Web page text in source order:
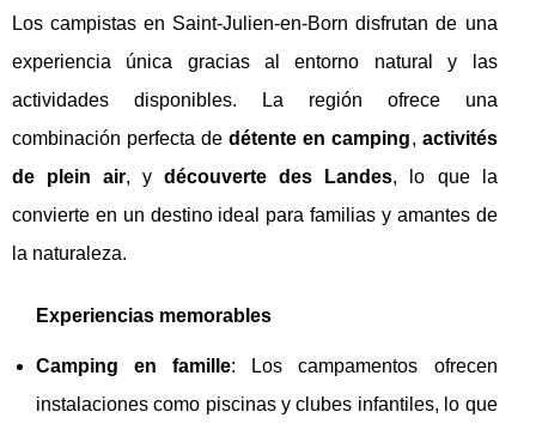
Los campistas en Saint-Julien-en-Born disfrutan de una
experiencia única gracias al entorno natural y las
actividades disponibles. La región ofrece una
combinación perfecta dedétente en camping, activités
de plein air, ydécouverte des Landes, lo que la
convierte en un destino ideal para familias y amantes de
la naturaleza.
Experiencias memorables
Camping en famille: Los campamentos ofrecen
instalaciones como piscinas y clubes infantiles, lo que